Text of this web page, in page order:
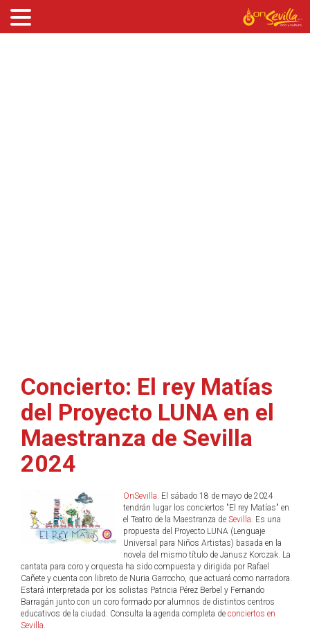
Concierto: El rey Matías
del Proyecto LUNA en el
Maestranza de Sevilla
2024
OnSevilla. El sábado 18 de mayo de 2024
tendrán lugar los conciertos "El rey Matías" en
el Teatro de la Maestranza de Sevilla. Es una
propuesta del Proyecto LUNA (Lenguaje
Universal para Niños Artistas) basada en la
novela del mismo título de Janusz Korczak. La
cantata para coro y orquesta ha sido compuesta y dirigida por Rafael
Cañete y cuenta con libreto de Nuria Garrocho, que actuará como narradora.
Estará interpretada por los solistas Patricia Pérez Berbel y Fernando
Barragán junto con un coro formado por alumnos de distintos centros
educativos de la ciudad. Consulta la agenda completa de conciertos en
Sevilla.